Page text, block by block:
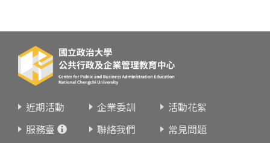
近期活動 企業委訓
活動花絮
服務臺
聯絡我們
常見問題